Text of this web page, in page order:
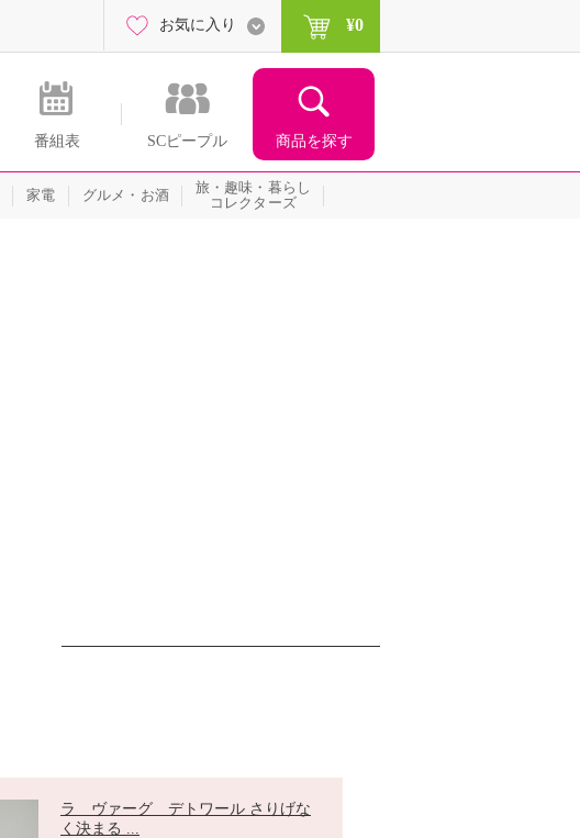
番組表 SCピープル 商品を探す
お気に入り ¥0
家電 グルメ・お酒
旅・趣味・暮らし
コレクターズ
ラ ヴァーグ デトワール さりげな
く決まる ...